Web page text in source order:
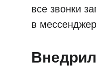
все звонки
в